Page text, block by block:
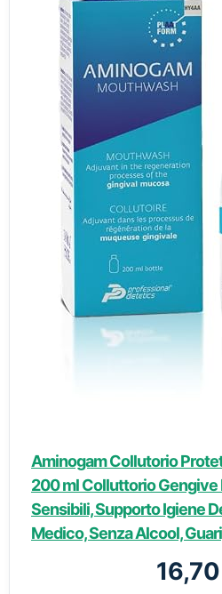
Aminogam Collutorio
200 ml Colluttorio Gengive
Sensibili, Supporto Igiene
Medico, Senza Alcool,